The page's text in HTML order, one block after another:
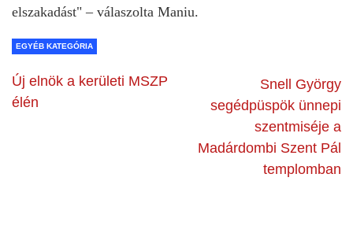
elszakadást" – válaszolta Maniu.
EGYÉB KATEGÓRIA
Új elnök a kerületi MSZP
élén
Snell György
segédpüspök ünnepi
szentmiséje a
Madárdombi Szent Pál
templomban